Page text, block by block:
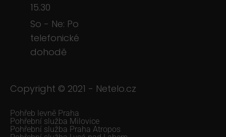
15.30
So - Ne: Po
telefonické
dohodě
Copyright © 2021 - Netelo.cz
Pohřeb levně Praha
Pohřební služba Milovice
Pohřební služba Praha Atropos